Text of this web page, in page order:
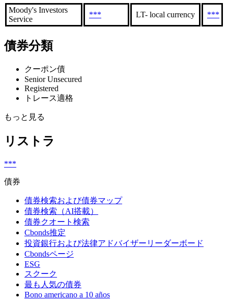
Moody's Investors
Service
*** LT- local currency ***
債券分類
クーポン債
Senior Unsecured
Registered
トレース適格
もっと見る
リストラ
***
債券
債券検索および債券マップ
債券検索（AI搭載）
債券クオート検索
Cbonds推定
投資銀行および法律アドバイザーリーダーボード
Cbondsページ
ESG
スクーク
最も人気の債券
Bono americano a 10 años